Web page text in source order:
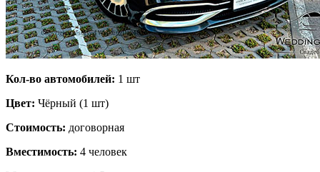
Кол-во автомобилей: 1 шт
Цвет: Чёрный (1 шт)
Стоимость: договорная
Вместимость: 4 человек